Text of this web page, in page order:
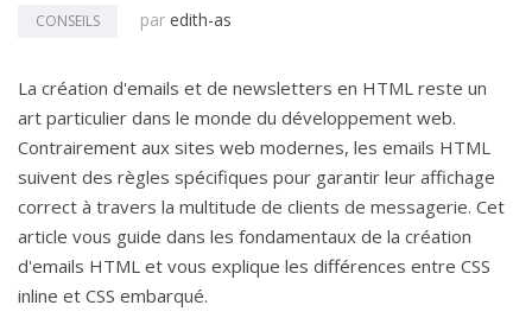
CONSEILS par edith-as
La création d'emails et de newsletters en HTML reste un
art particulier dans le monde du développement web.
Contrairement aux sites web modernes, les emails HTML
suivent des règles spécifiques pour garantir leur affichage
correct à travers la multitude de clients de messagerie. Cet
article vous guide dans les fondamentaux de la création
d'emails HTML et vous explique les différences entre CSS
inline et CSS embarqué.